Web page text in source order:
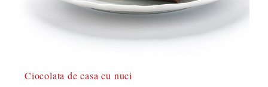
Ciocolata de casa cu nuci